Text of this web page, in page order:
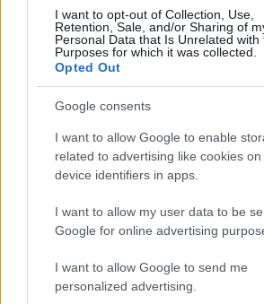
I want to opt-out of Collection, Use,
Retention, Sale, and/or Sharing of
Personal Data that Is Unrelated with
Purposes for which it was collected.
Opted Out
Google consents
I want to allow Google to enable
related to advertising like cookies
device identifiers in apps.
I want to allow my user data to be
Google for online advertising
I want to allow Google to send me
personalized advertising.
Olanda
Investeren 24